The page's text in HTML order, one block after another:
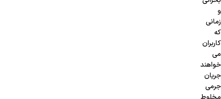
و
زمانی
که
کاربران
می
خواهند
جریان
جرمی